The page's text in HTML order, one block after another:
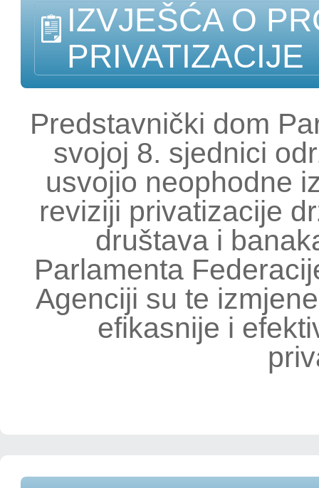
IZVJEŠĆA O
PRIVATIZACIJE
Predstavnički dom
svojoj 8. sjednici
usvojio neophodne
reviziji privatizacije
društava i
Parlamenta
Agenciji su te
efikasnije i